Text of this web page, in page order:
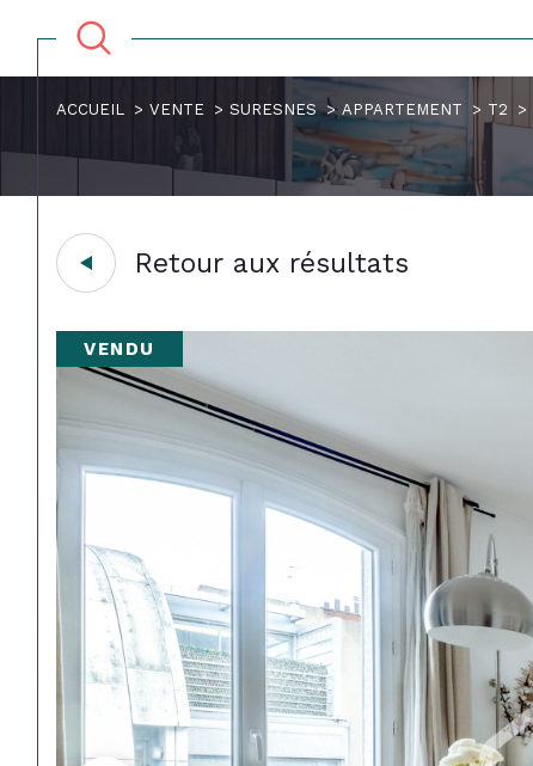
ACCUEIL VENTE SURESNES APPARTEMENT T2
Retour aux résultats
VENDU